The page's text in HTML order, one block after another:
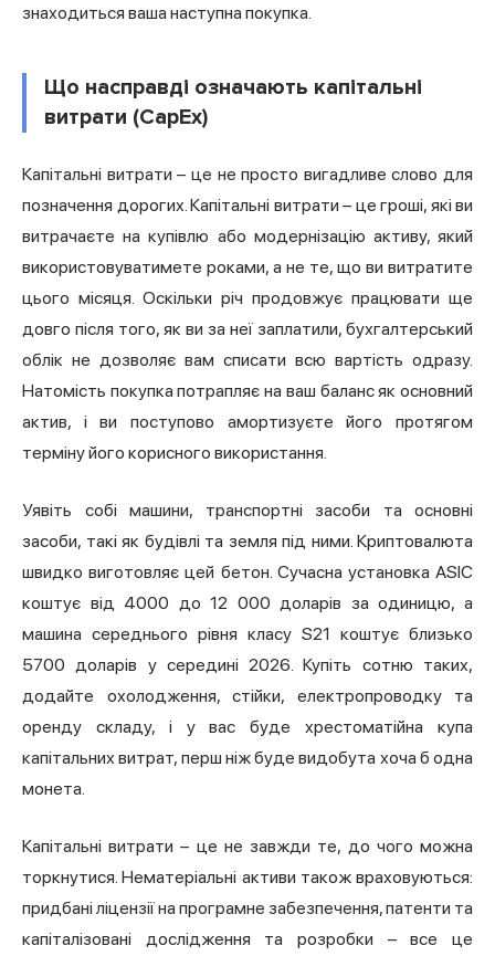
знаходиться ваша наступна покупка.
Що насправді означають капітальні
витрати (CapEx)
Капітальні витрати – це не просто вигадливе слово для
позначення дорогих. Капітальні витрати – це гроші, які ви
витрачаєте на купівлю або модернізацію активу, який
використовуватимете роками, а не те, що ви витратите
цього місяця. Оскільки річ продовжує працювати ще
довго після того, як ви за неї заплатили, бухгалтерський
облік не дозволяє вам списати всю вартість одразу.
Натомість покупка потрапляє на ваш баланс як основний
актив, і ви поступово амортизуєте його протягом
терміну його корисного використання.
Уявіть собі машини, транспортні засоби та основні
засоби, такі як будівлі та земля під ними. Криптовалюта
швидко виготовляє цей бетон. Сучасна установка ASIC
коштує від 4000 до 12 000 доларів за одиницю, а
машина середнього рівня класу S21 коштує близько
5700 доларів у середині 2026. Купіть сотню таких,
додайте охолодження, стійки, електропроводку та
оренду складу, і у вас буде хрестоматійна купа
капітальних витрат, перш ніж буде видобута хоча б одна
монета.
Капітальні витрати – це не завжди те, до чого можна
торкнутися. Нематеріальні активи також враховуються:
придбані ліцензії на програмне забезпечення, патенти та
капіталізовані дослідження та розробки – все це